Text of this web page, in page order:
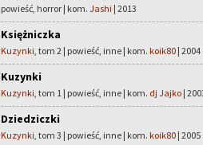
powieść, horror | kom. Jashi | 2013
Księżniczka
Kuzynki, tom 2 | powieść, inne | kom. koik80 | 2004
Kuzynki
Kuzynki, tom 1 | powieść, inne | kom. dj Jajko |
Dziedziczki
Kuzynki, tom 3 | powieść, inne | kom. koik80 | 2005